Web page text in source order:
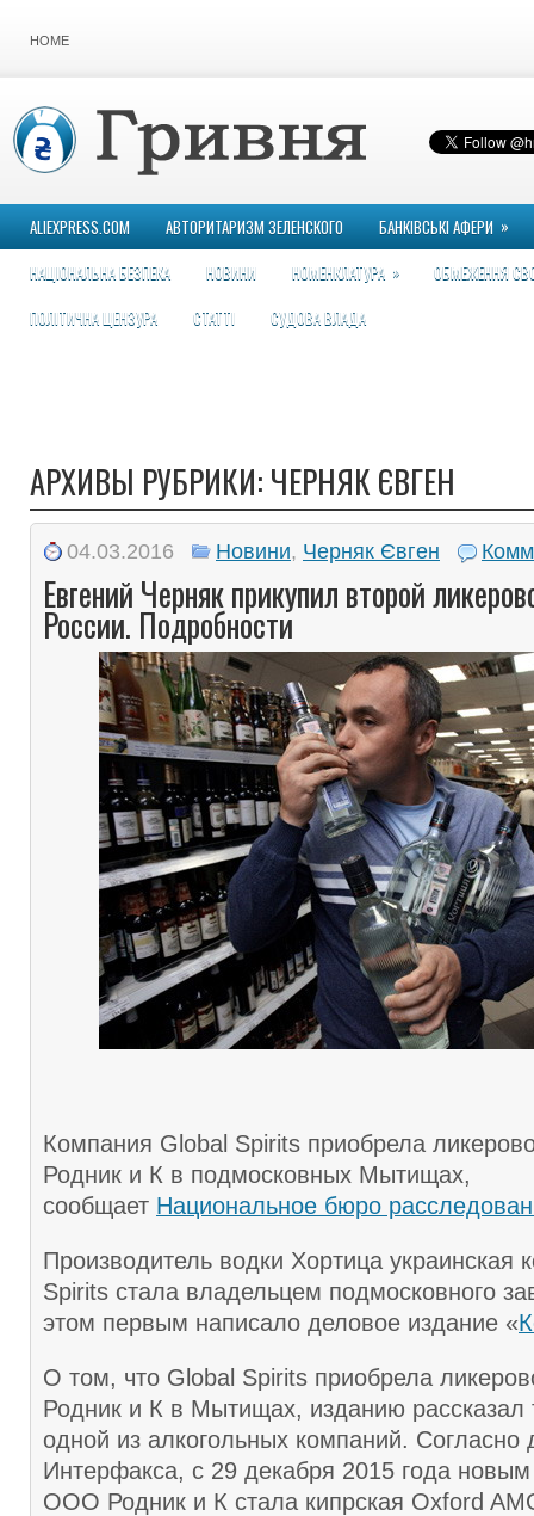
HOME
ALIEXPRESS.COM АВТОРИТАРИЗМ ЗЕЛЕНСКОГО БАНКІВСЬКІ АФЕРИ »
НАЦІОНАЛЬНА БЕЗПЕКА
НОВИНИ НОМЕНКЛАТУРА »
ОБМЕЖЕННЯ
ПОЛІТИЧНА ЦЕНЗУРА
СТАТТІ СУДОВА ВЛАДА
АРХИВЫ РУБРИКИ: ЧЕРНЯК ЄВГЕН
04.03.2016 Новини, Черняк Євген
Евгений Черняк прикупил второй
России. Подробности
Компания Global Spirits приобрела
Родник и К в подмосковных Мытищах,
сообщает Национальное бюро
Производитель водки Хортица украинская
Spirits стала владельцем подмосковного
этом первым написало деловое издание «
О том, что Global Spirits приобрела
Родник и К в Мытищах, изданию рассказал
одной из алкогольных компаний.
Интерфакса, с 29 декабря 2015 года
ООО Родник и К стала кипрская Oxford